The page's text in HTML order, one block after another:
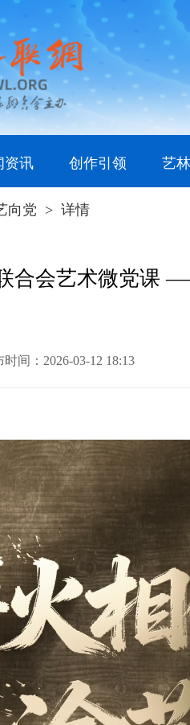
资讯 创作引领 艺
向党 > 详情
合会艺术微党课
时间：2026-03-12 18:13